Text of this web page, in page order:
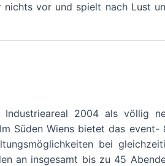
nichts vor und spielt nach Lust
2004 als völlig
Süden Wiens bietet das event-
bei
an insgesamt bis zu 45